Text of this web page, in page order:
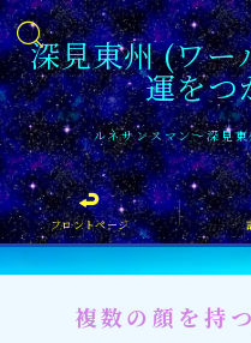
深見東州 (ワー
運をつ
ルネサンスマン〜深見
MENU
フロントページ
記事一覧
イベント情報
フロントページ
複数の顔を持